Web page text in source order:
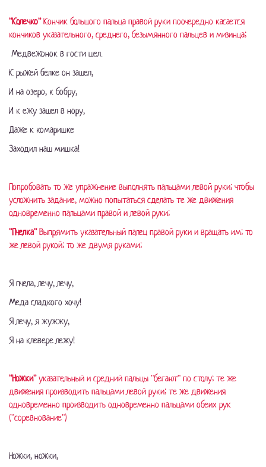
"Колечко"Кончик большого пальца правой руки поочередно касается
кончиков указательного, среднего, безымянного пальцев и мизинца;
Медвежонок в гости шел.
К рыжей белке он зашел,
И на озеро, к бобру,
И к ежу зашел в нору,
Даже к комаришке
Заходил наш мишка!
Попробовать то же упражнение выполнять пальцами левой руки; чтобы
усложнить задание, можно попытаться сделать те же движения
одновременно пальцами правой и левой руки;
"Пчелка"Выпрямить указательный палец правой руки и вращать им; то
же левой рукой; то же двумя руками;
Я пчела, лечу, лечу,
Меда сладкого хочу!
Я лечу, я жужжу,
Я на клевере лежу!
"Ножки"указательный и средний пальцы "бегают" по столу; те же
движения производить пальцами левой руки; те же движения
одновременно производить одновременно пальцами обеих рук
("соревнование")
Ножки, ножки,